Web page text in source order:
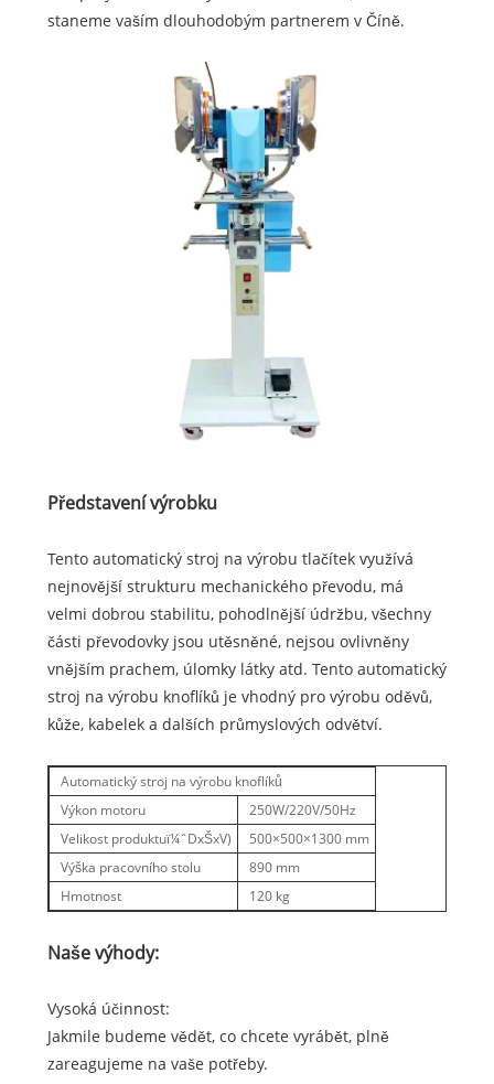
staneme vaším dlouhodobým partnerem v Číně.
Představení výrobku
Tento automatický stroj na výrobu tlačítek využívá
nejnovější strukturu mechanického převodu, má
velmi dobrou stabilitu, pohodlnější údržbu, všechny
části převodovky jsou utěsněné, nejsou ovlivněny
vnějším prachem, úlomky látky atd. Tento automatický
stroj na výrobu knoflíků je vhodný pro výrobu oděvů,
kůže, kabelek a dalších průmyslových odvětví.
Automatický stroj na výrobu knoflíků
Výkon motoru
250W/220V/50Hz
Velikost produktuï¼ˆDxŠxV)
500×500×1300 mm
Výška pracovního stolu
890 mm
Hmotnost
120 kg
Naše výhody:
Vysoká účinnost:
Jakmile budeme vědět, co chcete vyrábět, plně
zareagujeme na vaše potřeby.